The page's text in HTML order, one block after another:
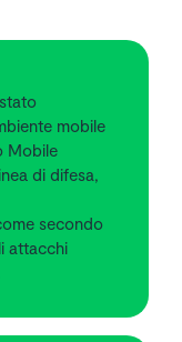
mobile
Mobile
di difesa,
secondo
attacchi